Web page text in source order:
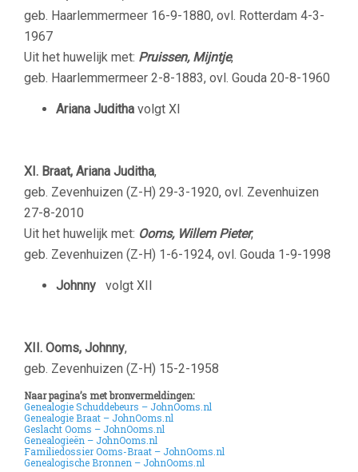
geb. Haarlemmermeer 16-9-1880, ovl. Rotterdam 4-3-
1967
Uit het huwelijk met: Pruissen, Mijntje,
geb. Haarlemmermeer 2-8-1883, ovl. Gouda 20-8-1960
Ariana Juditha volgt XI
XI. Braat, Ariana Juditha,
geb. Zevenhuizen (Z-H) 29-3-1920, ovl. Zevenhuizen
27-8-2010
Uit het huwelijk met: Ooms, Willem Pieter,
geb. Zevenhuizen (Z-H) 1-6-1924, ovl. Gouda 1-9-1998
Johnny volgt XII
XII. Ooms, Johnny,
geb. Zevenhuizen (Z-H) 15-2-1958
Naar pagina’s met bronvermeldingen:
Genealogie Schuddebeurs – JohnOoms.nl
Genealogie Braat – JohnOoms.nl
Geslacht Ooms – JohnOoms.nl
Genealogieën – JohnOoms.nl
Familiedossier Ooms-Braat – JohnOoms.nl
Genealogische Bronnen – JohnOoms.nl